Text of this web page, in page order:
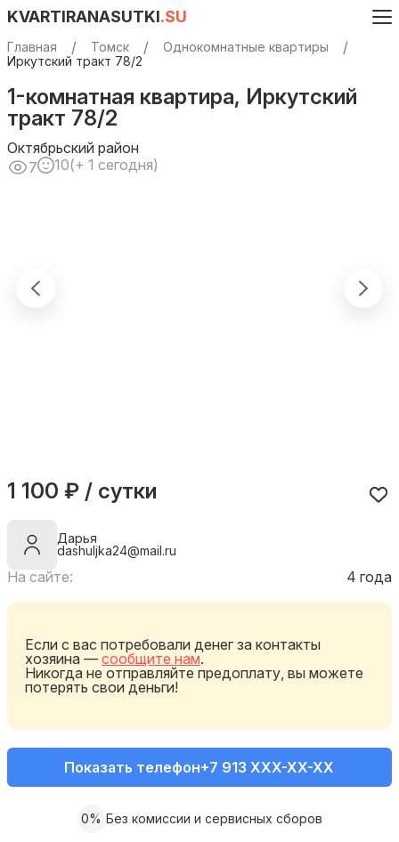
KVARTIRANASUTKI.SU
Главная Томск
Однокомнатные квартиры
Иркутский тракт 78/2
1-комнатная квартира, Иркутский
тракт 78/2
Октябрьский район
7
10(+ 1 сегодня)
1 100 ₽ / сутки
Дарья
dashuljka24@mail.ru
На сайте: 4 года
Если с вас потребовали денег за контакты
хозяина — сообщите нам.
Никогда не отправляйте предоплату, вы можете
потерять свои деньги!
Показать телефон+7 913 XXX-XX-XX
0% Без комиссии и сервисных сборов